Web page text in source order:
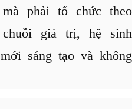
mà phải tổ chức theo
giá trị, hệ sinh
sáng tạo và không